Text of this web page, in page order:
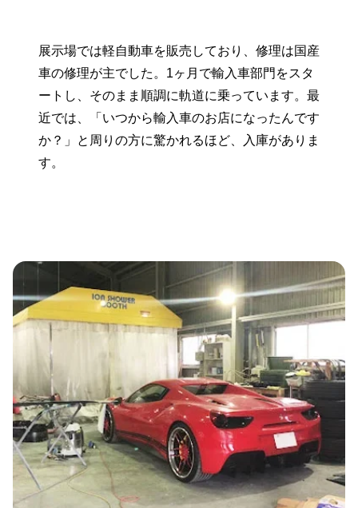
展示場では軽自動車を販売しており、修理は国産
車の修理が主でした。1ヶ月で輸入車部門をスタ
ートし、そのまま順調に軌道に乗っています。最
近では、「いつから輸入車のお店になったんです
か？」と周りの方に驚かれるほど、入庫がありま
す。